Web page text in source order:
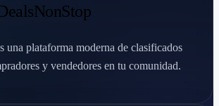
una plataforma moderna de clasificados
y vendedores en tu comunidad.